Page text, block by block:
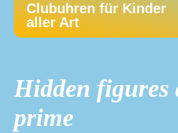
Clubuhren für Kinder
aller Art
Hidden figures
prime